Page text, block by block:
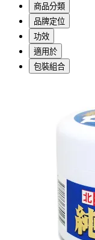
商品分類
品牌定位
功效
適用於
包裝組合